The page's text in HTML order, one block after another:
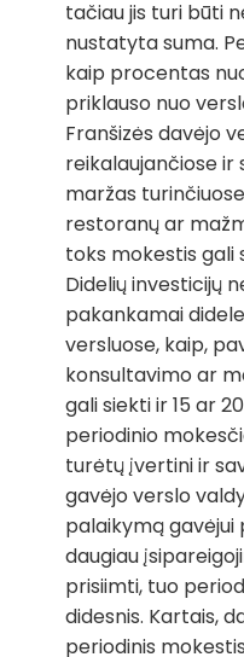
tačiau jis turi būti
nustatyta suma.
kaip procentas
priklauso nuo
Franšizės davėjo
reikalaujančiose ir
maržas
restoranų ar
toks mokestis gali
Didelių investicijų
pakankamai
versluose, kaip,
konsultavimo ar
gali siekti ir 15 ar
periodinio
turėtų įvertini ir
gavėjo verslo
palaikymą gavėjui
daugiau
prisiimti, tuo
didesnis. Kartais,
periodinis